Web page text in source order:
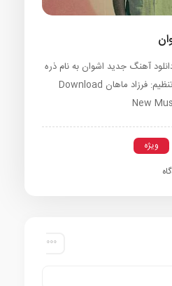
آهنگ جدید اشوان به نام ذره
ذره ترانه و موزیک: اشوان, تنظیم: فرزاد ماهان Download
New
ویژه